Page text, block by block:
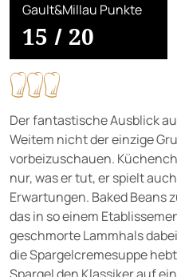
Gault&Millau Punkte
15 / 20
Der fantastische Ausblick
Weitem nicht der einzige
vorbeizuschauen.
nur, was er tut, er spielt
Erwartungen. Baked Beans
das in so einem
geschmorte Lammhals
die Spargelcremesuppe